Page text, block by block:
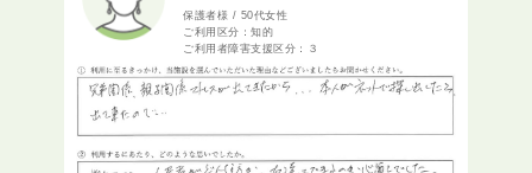
保護者様 / 50代女性
ご利用区分：知的
ご利用者障害支援区分：３